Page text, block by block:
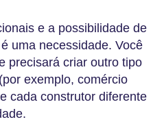
e a possibilidade de
uma necessidade. Você
precisará criar outro tipo
exemplo, comércio
cada construtor diferente